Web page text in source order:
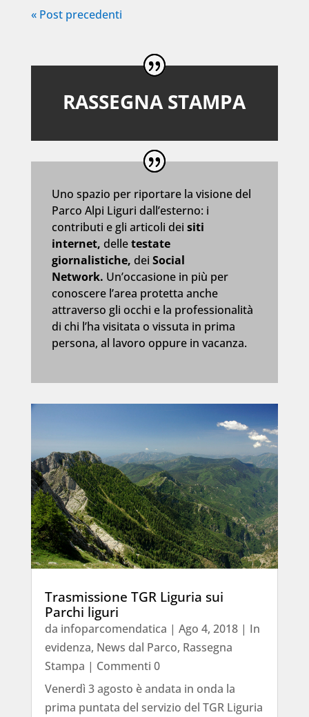
« Post precedenti
RASSEGNA STAMPA
Uno spazio per riportare la visione del
Parco Alpi Liguri dall’esterno: i
contributi e gli articoli dei siti
internet, delletestate
giornalistiche, dei Social
Network. Un’occasione in più per
conoscere l’area protetta anche
attraverso gli occhi e la professionalità
di chi l’ha visitata o vissuta in prima
persona, al lavoro oppure in vacanza.
Trasmissione TGR Liguria sui
Parchi liguri
da infoparcomendatica | Ago 4, 2018| In
evidenza, News dal Parco, Rassegna
Stampa | Commenti 0
Venerdì 3 agosto è andata in onda la
prima puntata del servizio del TGR Liguria